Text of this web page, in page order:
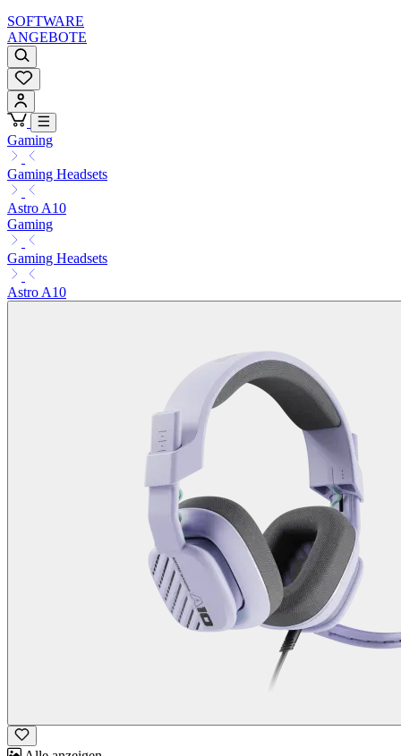
SOFTWARE
ANGEBOTE
Gaming
Gaming Headsets
Astro A10
Gaming
Gaming Headsets
Astro A10